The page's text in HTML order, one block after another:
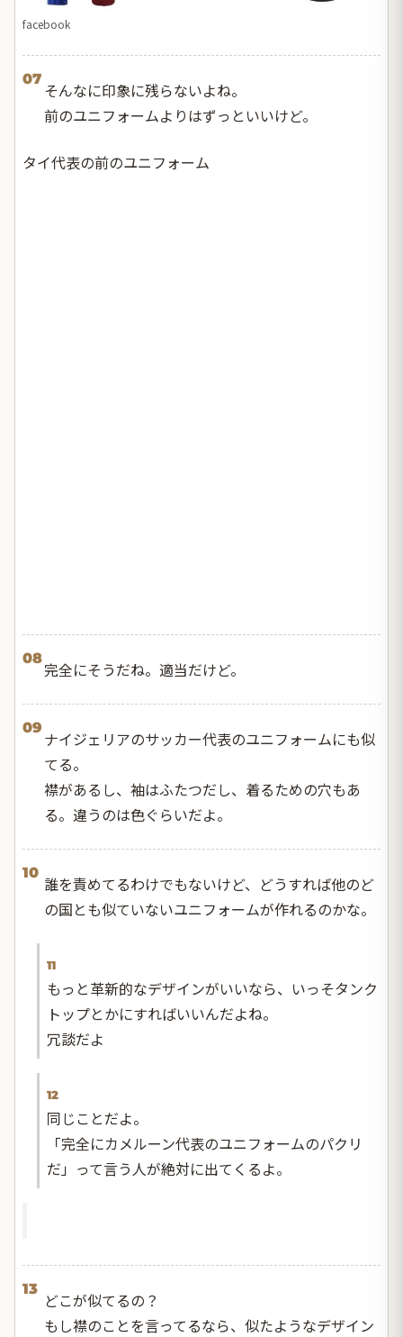
facebook
07
そんなに印象に残らないよね。
前のユニフォームよりはずっといいけど。
タイ代表の前のユニフォーム
08
完全にそうだね。適当だけど。
09
ナイジェリアのサッカー代表のユニフォームにも似
てる。
襟があるし、袖はふたつだし、着るための穴もあ
る。違うのは色ぐらいだよ。
10
誰を責めてるわけでもないけど、どうすれば他のど
の国とも似ていないユニフォームが作れるのかな。
11
もっと革新的なデザインがいいなら、いっそタンク
トップとかにすればいいんだよね。
冗談だよ
12
同じことだよ。
「完全にカメルーン代表のユニフォームのパクリ
だ」って言う人が絶対に出てくるよ。
13
どこが似てるの？
もし襟のことを言ってるなら、似たようなデザイン